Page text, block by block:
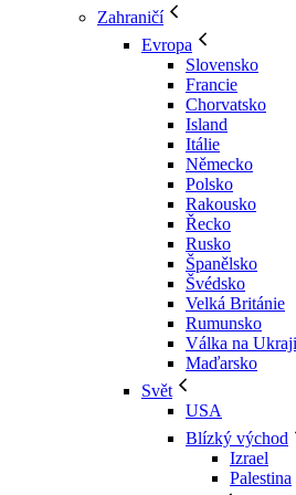
Zahraničí
Evropa
Slovensko
Francie
Chorvatsko
Island
Itálie
Německo
Polsko
Rakousko
Řecko
Rusko
Španělsko
Švédsko
Velká Británie
Rumunsko
Válka na
Maďarsko
Svět
USA
Blízký východ
Izrael
Palestina